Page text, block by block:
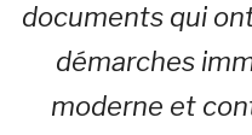
documents qui
démarches
moderne et